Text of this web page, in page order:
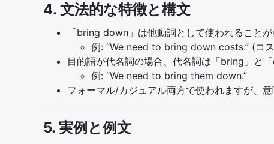
4. 文法的な特徴と構文
「bring down」は他動詞として使われることが
例: “We need to bring down costs.” (コ
目的語が代名詞の場合、代名詞は「bring」と
例: “We need to bring them down.”
フォーマル/カジュアル両方で使われますが、
5. 実例と例文